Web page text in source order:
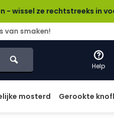
ze rechtstreeks in voor
smaken!
Help
mosterd Gerookte